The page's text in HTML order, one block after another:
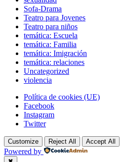
Sofa-Drama
Teatro para Jovenes
Teatro para niños
temática: Escuela
temática: Familia
temática: Imigración
temática: relaciones
Uncategorized
violencia
Footer
navigation
Política de cookies (UE)
Facebook
Instagram
Twitter
Customize Reject All Accept All
Powered by